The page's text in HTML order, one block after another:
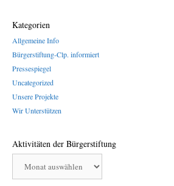
Kategorien
Allgemeine Info
Bürgerstiftung-Clp. informiert
Pressespiegel
Uncategorized
Unsere Projekte
Wir Unterstützen
Aktivitäten der Bürgerstiftung
Bürgerstiftung